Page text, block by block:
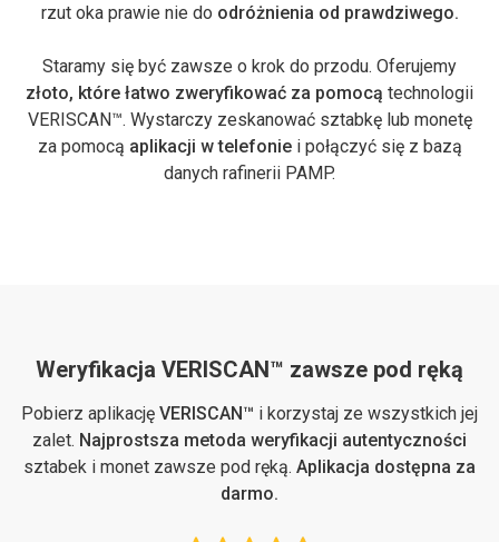
rzut oka prawie nie do odróżnienia od prawdziwego.
Staramy się być zawsze o krok do przodu. Oferujemy
złoto, które łatwo zweryfikować za pomocą technologii
VERISCAN™. Wystarczy zeskanować sztabkę lub monetę
za pomocą aplikacji w telefoniei połączyć się z bazą
danych rafinerii PAMP.
Weryfikacja VERISCAN™ zawsze pod ręką
Pobierz aplikację VERISCAN™ i korzystaj ze wszystkich jej
zalet. Najprostsza metoda weryfikacji autentyczności
sztabek i monet zawsze pod ręką. Aplikacja dostępna za
darmo.